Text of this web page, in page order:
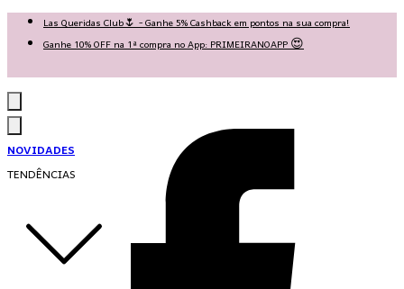
Las Queridas Club🌷 - Ganhe 5% Cashback em pontos na sua compra!
Ganhe 10% OFF na 1ª compra no App: PRIMEIRANOAPP 😍
NOVIDADES
TENDÊNCIAS